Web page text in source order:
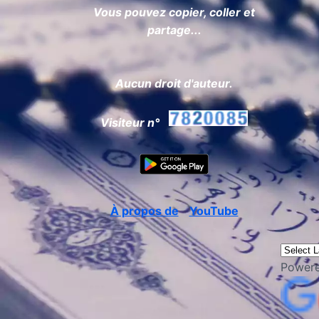
Vous pouvez copier, coller et
partage...
Aucun droit d'auteur.
Visiteur n°
À propos de YouTube